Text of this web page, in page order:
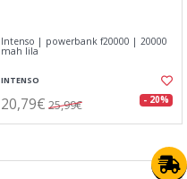
Intenso | powerbank f20000 | 20000
mah lila
INTENSO
20,79€ 25,99€ - 20%